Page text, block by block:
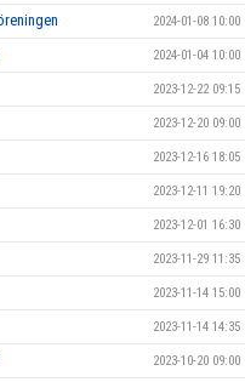
2024-01-08 10:00
2024-01-04 10:00
2023-12-22 09:15
2023-12-20 09:00
2023-12-16 18:05
2023-12-11 19:20
2023-12-01 16:30
2023-11-29 11:35
2023-11-14 15:00
2023-11-14 14:35
2023-10-20 09:00